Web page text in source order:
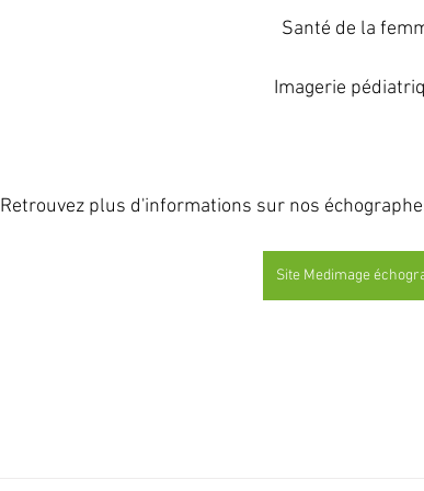
Santé de la
Imagerie
Retrouvez plus d'informations sur nos
Site Medimage